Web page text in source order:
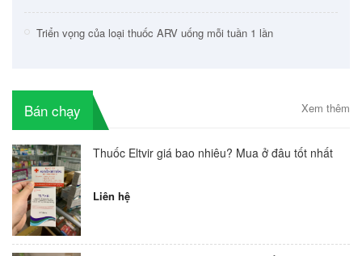
Triển vọng của loại thuốc ARV uống mỗi tuần 1 lần
Bán chạy Xem thêm
Thuốc Eltvir giá bao nhiêu? Mua ở đâu tốt nhất
Liên hệ